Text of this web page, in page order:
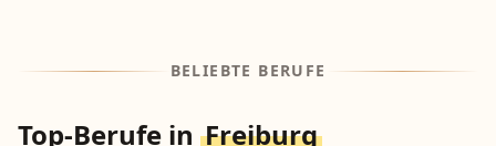
BELIEBTE BERUFE
Top-Berufe in Freiburg